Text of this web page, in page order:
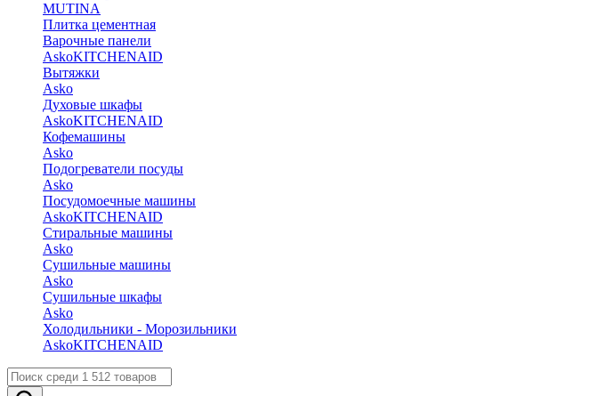
MUTINA
Плитка цементная
Варочные панели
AskoKITCHENAID
Вытяжки
Asko
Духовые шкафы
AskoKITCHENAID
Кофемашины
Asko
Подогреватели посуды
Asko
Посудомоечные машины
AskoKITCHENAID
Стиральные машины
Asko
Сушильные машины
Asko
Сушильные шкафы
Asko
Холодильники - Морозильники
AskoKITCHENAID